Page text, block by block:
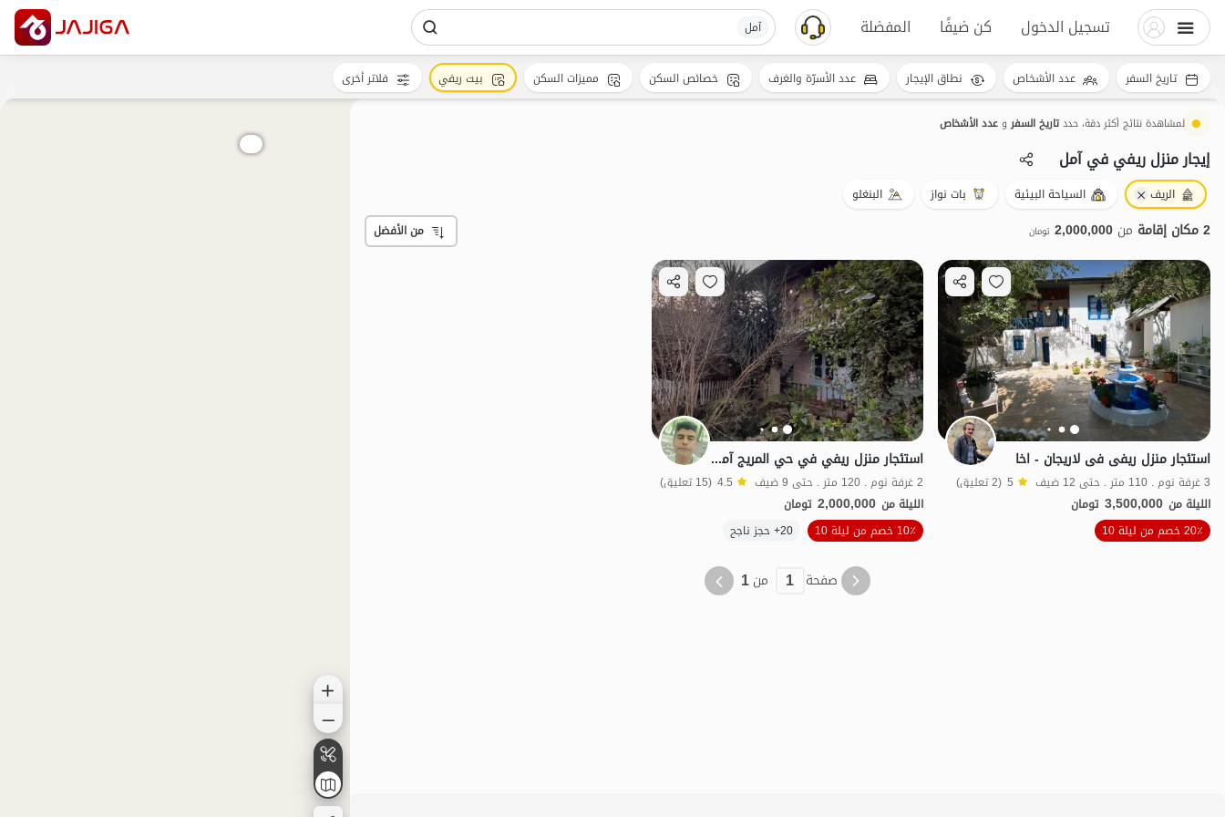
تسجيل الدخول كن ضيفًا المفضلة آمل
لمشاهدة نتائج أكثر دقة، حددتاريخ السفروعدد الأشخاص
إيجار منزل ريفي في آمل
الريف السياحة البيئية بات نواز البنغلو
2 مكان إقامة من 2,000,000 تومان من الأفضل
استئجار منزل ریفی فی لاریجان - اخا
3 غرفة نوم . 110 متر . حتى 12 ضيف 5 (2 تعليق)
الليلة من 3,500,000 تومان
20٪ خصم من ليلة 10
الموقع على الخريطة
استئجار منزل ريفي في حي المريج آمل - الطابق 2
2 غرفة نوم . 120 متر . حتى 9 ضيف 4.5 (15 تعليق)
الليلة من 2,000,000 تومان
10٪ خصم من ليلة 10
20+ حجز ناجح
صفحة 1 من1
تاريخ السفر عدد الأشخاص نطاق الإيجار عدد الأسرّة والغرف خصائص السكن مميزات السكن بيت ريفي فلاتر أخرى